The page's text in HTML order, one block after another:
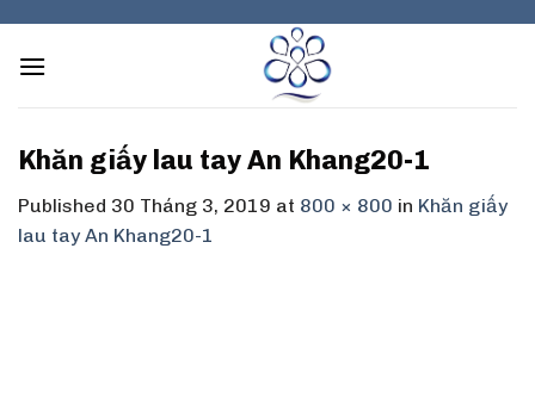
content
Khăn giấy lau tay An Khang20-1
Published 30 Tháng 3, 2019 at 800 × 800 in Khăn giấy
lau tay An Khang20-1